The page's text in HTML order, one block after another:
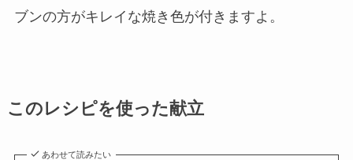
ブンの方がキレイな焼き色が付きますよ。
このレシピを使った献立
あわせて読みたい